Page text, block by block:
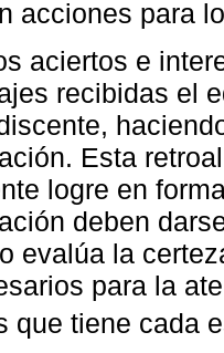
acciones para
aciertos e
recibidas el
Esta
logre en
deben
evalúa la
para la
que tiene cada